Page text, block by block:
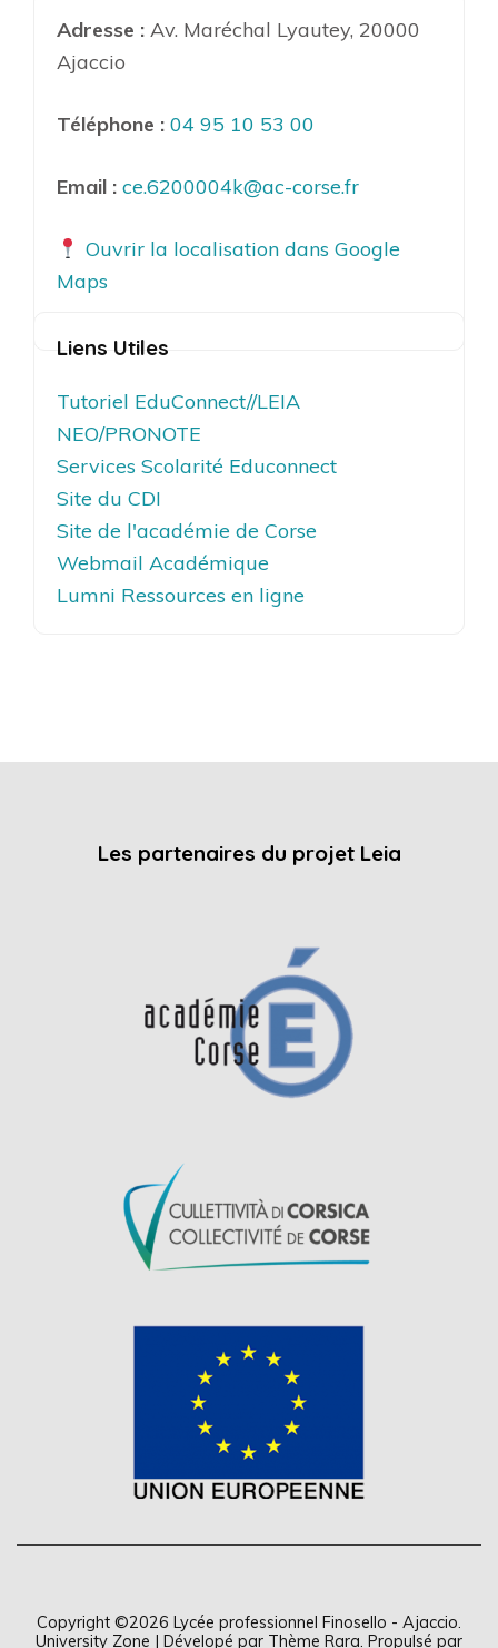
Adresse : Av. Maréchal Lyautey, 20000
Ajaccio
Téléphone : 04 95 10 53 00
Email : ce.6200004k@ac-corse.fr
Ouvrir la localisation dans Google
Maps
Liens Utiles
Tutoriel EduConnect//LEIA
NEO/PRONOTE
Services Scolarité Educonnect
Site du CDI
Site de l'académie de Corse
Webmail Académique
Lumni Ressources en ligne
Les partenaires du projet Leia
Copyright ©2026 Lycée professionnel Finosello - Ajaccio.
University Zone | Dévelopé par Thème Rara. Propulsé par